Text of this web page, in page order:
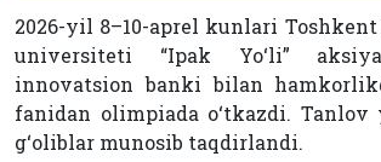
2026-yil 8–10-aprel kunlari
universiteti “Ipak Yo‘li”
innovatsion banki bilan
fanidan olimpiada o‘tkazdi. Tanlov
g‘oliblar munosib taqdirlandi.